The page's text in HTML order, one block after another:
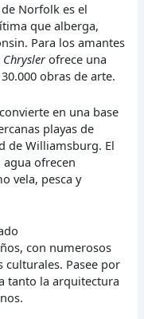
Norfolk es el
que alberga,
Para los amantes
Chryslerofrece una
obras de arte.
en una base
playas de
de Williamsburg. El
ofrecen
vela, pesca y
con numerosos
culturales. Pasee por
tanto la arquitectura